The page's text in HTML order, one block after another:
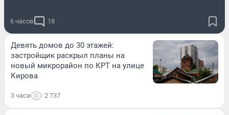
6 часов 18
Девять домов до 30 этажей:
застройщик раскрыл планы на
новый микрорайон по КРТ на улице
Кирова
3 часа 2 737